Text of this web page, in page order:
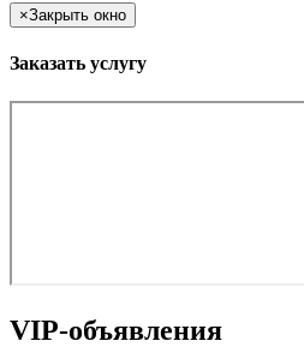
×Закрыть окно
Заказать услугу
VIP-объявления